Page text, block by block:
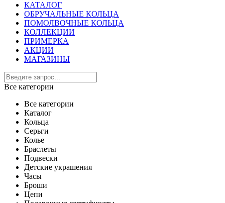
КАТАЛОГ
ОБРУЧАЛЬНЫЕ КОЛЬЦА
ПОМОЛВОЧНЫЕ КОЛЬЦА
КОЛЛЕКЦИИ
ПРИМЕРКА
АКЦИИ
МАГАЗИНЫ
Все категории
Все категории
Каталог
Кольца
Серьги
Колье
Браслеты
Подвески
Детские украшения
Часы
Броши
Цепи